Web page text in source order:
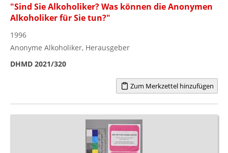
"Sind Sie Alkoholiker? Was können die Anonymen
Alkoholiker für Sie tun?"
1996
Anonyme Alkoholiker, Herausgeber
DHMD 2021/320
Zum Merkzettel hinzufügen